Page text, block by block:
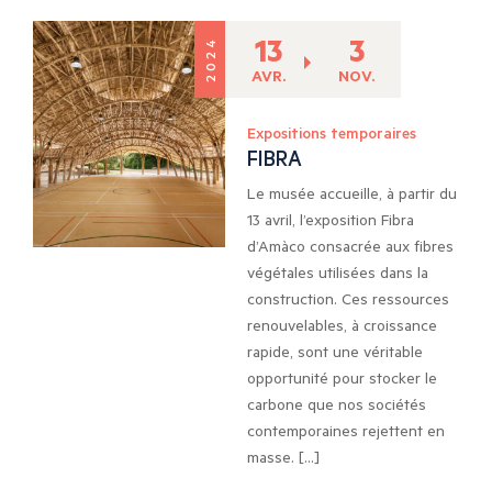
2024 13
AVR.
3
NOV.
Expositions temporaires
FIBRA
Le musée accueille, à partir du
13 avril, l’exposition Fibra
d’Amàco consacrée aux fibres
végétales utilisées dans la
construction. Ces ressources
renouvelables, à croissance
rapide, sont une véritable
opportunité pour stocker le
carbone que nos sociétés
contemporaines rejettent en
masse. […]